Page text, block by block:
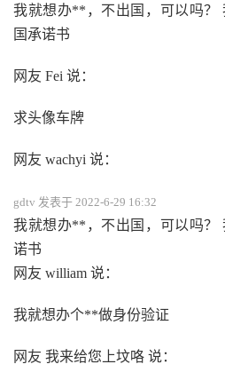
我就想办**，不出国，可以吗？
国承诺书
网友 Fei 说：
求头像车牌
网友 wachyi 说：
gdtv 发表于 2022-6-29 16:32
我就想办**，不出国，可以吗？
诺书
网友 william 说：
我就想办个**做身份验证
网友 我来给您上坟咯 说：